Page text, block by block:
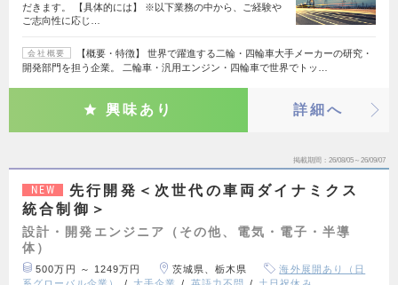
だきます。 【具体的には】 ※以下業務の中から、ご経験や
ご志向性に応じ…
会社概要
【概要・特徴】 世界で躍進する二輪・四輪車大手メーカーの研究・
開発部門を担う企業。 二輪車・汎用エンジン・四輪車で世界でトッ…
興味あり 詳細へ
掲載期間 26/08/05～26/09/07
NEW
先行開発＜次世代の車両ダイナミクス
統合制御＞
設計・開発エンジニア（その他、電気・電子・半導
体）
500万円 ～ 1249万円 茨城県、栃木県
海外展開あり（日